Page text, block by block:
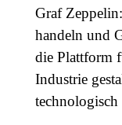
Graf
handeln und
die Plattform
Industrie